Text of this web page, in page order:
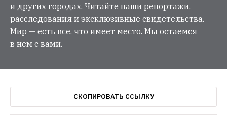
и других городах. Читайте наши репортажи,
расследования и эксклюзивные свидетельства.
Мир — есть все, что имеет место. Мы остаемся
в нем с вами.
СКОПИРОВАТЬ ССЫЛКУ